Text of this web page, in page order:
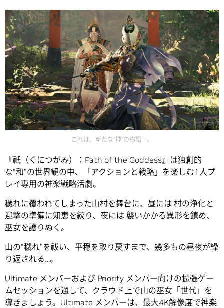
これは、新たな”神”の物語―。
『祇（くにつがみ）：Path of the Goddess』は独創的
な“和”の世界観の中、「アクションと戦略」を楽しむ1人プ
レイ専用の神楽戦略活劇。
穢れに覆われてしまった山村を舞台に、昼には 村の浄化と
迎撃の準備に知恵を絞り、夜には 襲いかかる異形を鎮め、
巫女を護りぬく。
山の“穢れ”を祓い、平穏を取り戻すまで、幾多もの昼夜が繰
り返される…。
Ultimate メンバーおよび Priority メンバー向けの拡張ゲー
ムセッションを通して、クラウド上で山の巫女「世代」を
導きましょう。Ultimate メンバーは、最大4K解像度で神楽